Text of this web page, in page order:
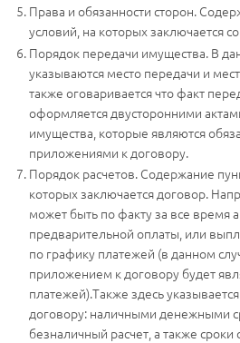
Права и обязанности сторон.
условий, на которых заключается
Порядок передачи имущества. В
указываются место передачи и
также оговаривается что факт
оформляется двусторонними
имущества, которые являются
приложениями к договору.
Порядок расчетов. Содержание
которых заключается договор.
может быть по факту за все время
предварительной оплаты, или
по графику платежей (в данном
приложением к договору будет
платежей).Также здесь
договору: наличными денежными
безналичный расчет, а также сроки